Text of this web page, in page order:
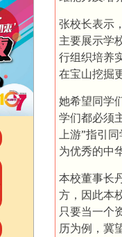
张校长表示
主要展示学
行组织培养
在宝山挖掘
她希望同学
学们都必须
上游”指引
为优秀的中
本校董事长
方，因此本
只要当一个
历为例，冀